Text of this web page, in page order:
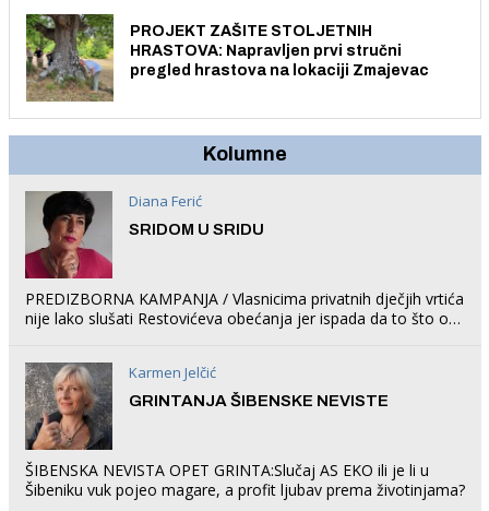
PROJEKT ZAŠITE STOLJETNIH
HRASTOVA: Napravljen prvi stručni
pregled hrastova na lokaciji Zmajevac
Kolumne
Diana Ferić
SRIDOM U SRIDU
PREDIZBORNA KAMPANJA / Vlasnicima privatnih dječjih vrtića
nije lako slušati Restovićeva obećanja jer ispada da to što oni
Karmen Jelčić
GRINTANJA ŠIBENSKE NEVISTE
ŠIBENSKA NEVISTA OPET GRINTA:Slučaj AS EKO ili je li u
Šibeniku vuk pojeo magare, a profit ljubav prema životinjama?